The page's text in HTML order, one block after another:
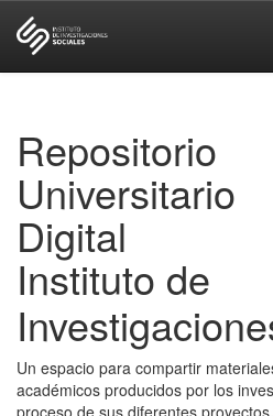
Repositorio
Universitario
Digital
Instituto de
Un espacio para compartir
académicos producidos por los
proceso de sus diferentes proyectos.